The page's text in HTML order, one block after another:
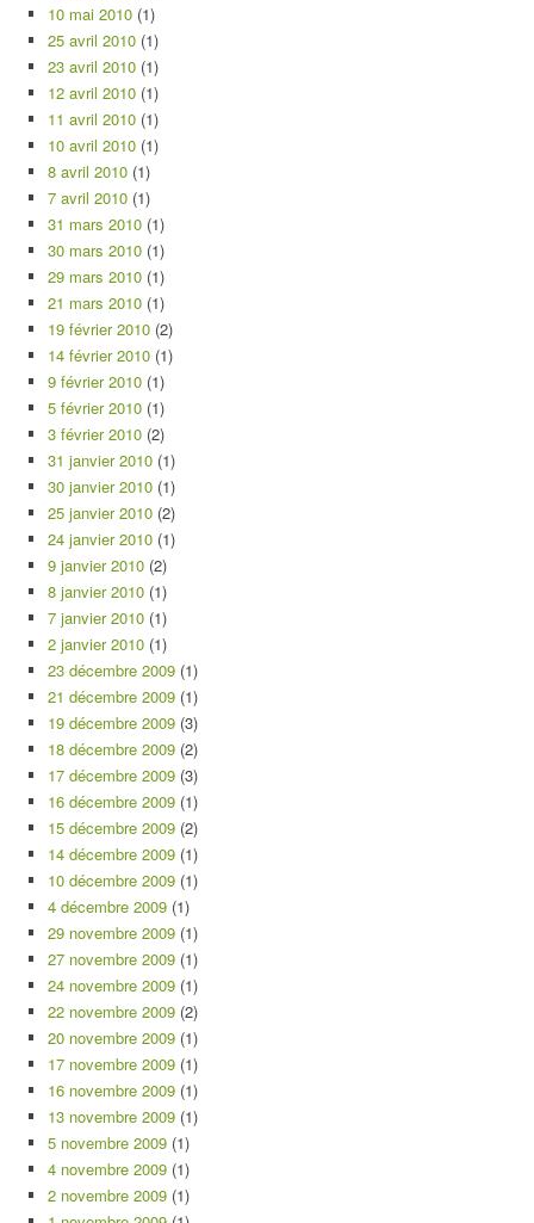
10 mai 2010 (1)
25 avril 2010 (1)
23 avril 2010 (1)
12 avril 2010 (1)
11 avril 2010 (1)
10 avril 2010 (1)
8 avril 2010 (1)
7 avril 2010 (1)
31 mars 2010 (1)
30 mars 2010 (1)
29 mars 2010 (1)
21 mars 2010 (1)
19 février 2010 (2)
14 février 2010 (1)
9 février 2010 (1)
5 février 2010 (1)
3 février 2010 (2)
31 janvier 2010 (1)
30 janvier 2010 (1)
25 janvier 2010 (2)
24 janvier 2010 (1)
9 janvier 2010 (2)
8 janvier 2010 (1)
7 janvier 2010 (1)
2 janvier 2010 (1)
23 décembre 2009 (1)
21 décembre 2009 (1)
19 décembre 2009 (3)
18 décembre 2009 (2)
17 décembre 2009 (3)
16 décembre 2009 (1)
15 décembre 2009 (2)
14 décembre 2009 (1)
10 décembre 2009 (1)
4 décembre 2009 (1)
29 novembre 2009 (1)
27 novembre 2009 (1)
24 novembre 2009 (1)
22 novembre 2009 (2)
20 novembre 2009 (1)
17 novembre 2009 (1)
16 novembre 2009 (1)
13 novembre 2009 (1)
5 novembre 2009 (1)
4 novembre 2009 (1)
2 novembre 2009 (1)